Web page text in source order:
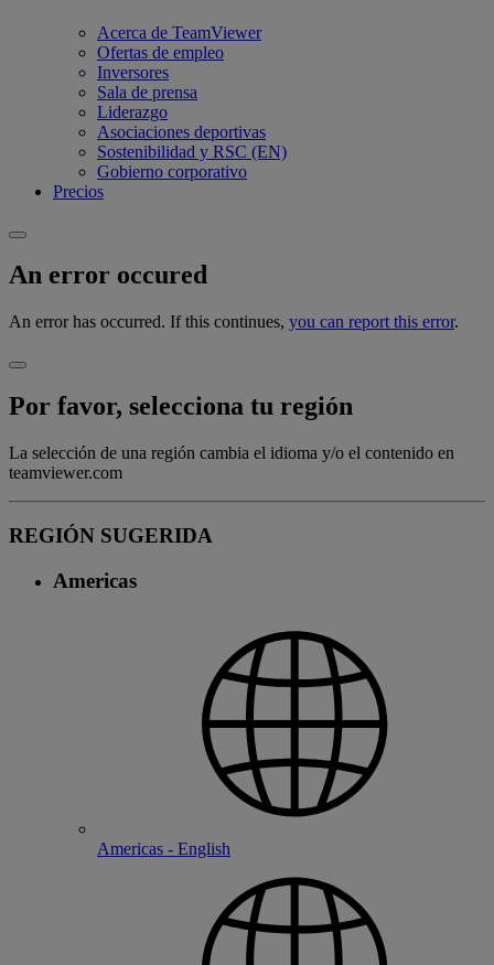
Acerca de TeamViewer
Ofertas de empleo
Inversores
Sala de prensa
Liderazgo
Asociaciones deportivas
Sostenibilidad y RSC (EN)
Gobierno corporativo
Precios
An error occured
An error has occurred. If this continues, you can report this error.
Por favor, selecciona tu región
La selección de una región cambia el idioma y/o el contenido en
teamviewer.com
REGIÓN SUGERIDA
Americas
Americas - English